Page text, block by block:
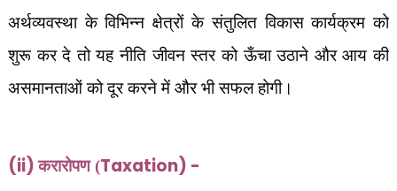
अर्थव्यवस्था के विभिन्न क्षेत्रों के संतुलित विकास कार्यक्रम को
शुरू कर दे तो यह नीति जीवन स्तर को ऊँचा उठाने और आय की
असमानताओं को दूर करने में और भी सफल होगी।
(ii)करारोपण (Taxation) -